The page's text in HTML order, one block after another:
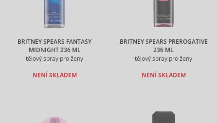
BRITNEY SPEARS FANTASY
MIDNIGHT 236 ML
tělový spray pro ženy
NENÍ SKLADEM
BRITNEY SPEARS PREROGATIVE
236 ML
tělový spray pro ženy
NENÍ SKLADEM